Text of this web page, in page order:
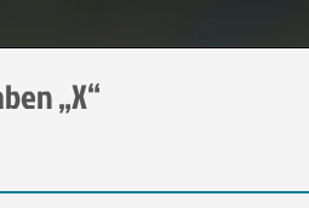
„X“